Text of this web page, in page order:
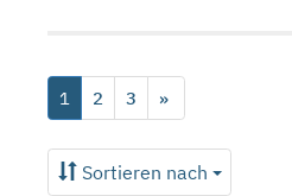
1 2 3 »
Sortieren nach